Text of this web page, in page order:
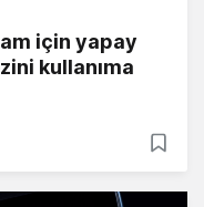
için yapay
kullanıma